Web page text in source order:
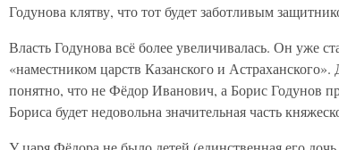
Годунова клятву, что тот будет заботливым
Власть Годунова всё более увеличивалась. Он уже
«наместником царств Казанского и
понятно, что не Фёдор Иванович, а Борис Годунов
Бориса будет недовольна значительная часть